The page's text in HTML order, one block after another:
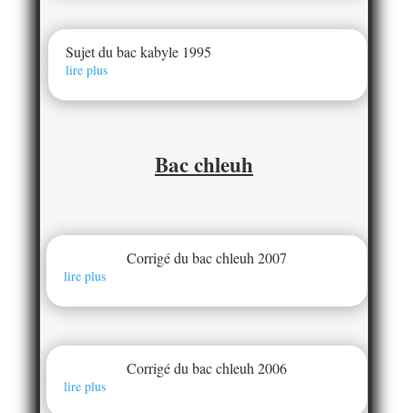
Sujet du bac kabyle 1995
lire plus
Bac chleuh
Corrigé du bac chleuh 2007
lire plus
Corrigé du bac chleuh 2006
lire plus